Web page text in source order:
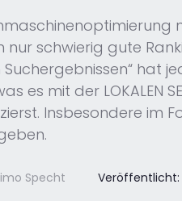
nur schwierig gute
hat
es mit der LOKALEN
Insbesondere im
Specht Veröffentlicht: